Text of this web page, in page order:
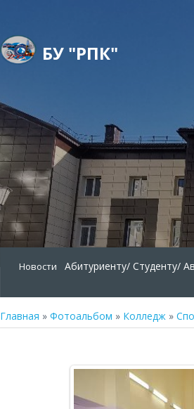
БУ "РПК"
Новости Абитуриенту/ Студенту/
Главная » Фотоальбом » Колледж »